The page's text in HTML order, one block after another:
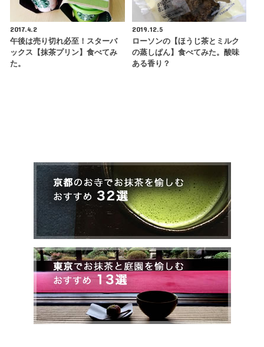
2017.4.2
午後は売り切れ必至！スターバ
ックス【抹茶プリン】食べてみ
た。
2019.12.5
ローソンの【ほうじ茶とミルク
の蒸しぱん】食べてみた。酸味
ある香り？